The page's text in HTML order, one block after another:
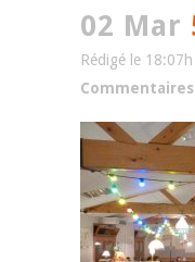
02 Mar
Rédigé le 18:07h
Commentaires